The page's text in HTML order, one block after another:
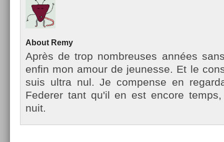
About Remy
Après de trop nombreuses années
enfin mon amour de jeunes­se. Et le
suis ultra nul. Je com­pen­se en
Feder­er tant qu'il en est en­core
nuit.